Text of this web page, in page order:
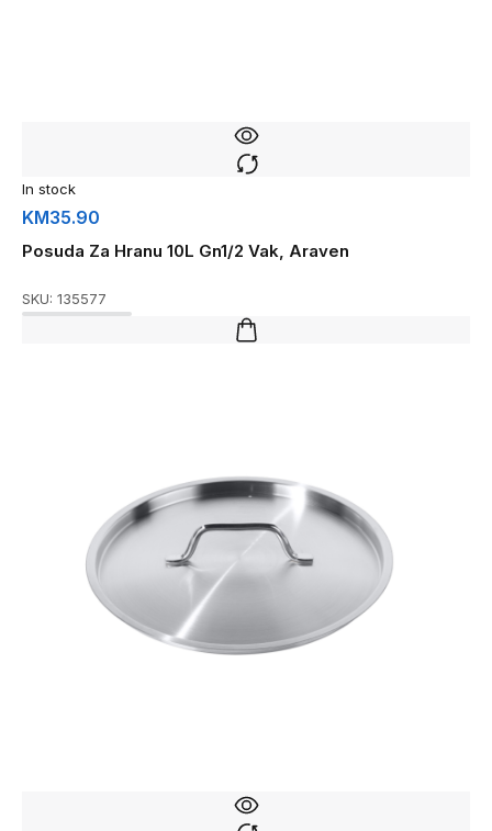
In stock
KM35.90
Posuda Za Hranu 10L Gn1/2 Vak, Araven
SKU: 135577